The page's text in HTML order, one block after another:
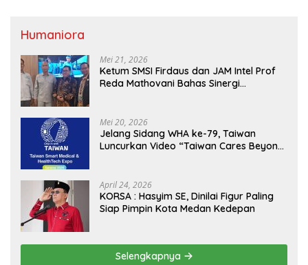
Humaniora
Mei 21, 2026
Ketum SMSI Firdaus dan JAM Intel Prof
Reda Mathovani Bahas Sinergi
MBG, Perkuat Pengawasan Program
Pemerintah
Mei 20, 2026
Jelang Sidang WHA ke-79, Taiwan
Luncurkan Video “Taiwan Cares Beyond
April 24, 2026
KORSA : Hasyim SE, Dinilai Figur Paling
Siap Pimpin Kota Medan Kedepan
Selengkapnya